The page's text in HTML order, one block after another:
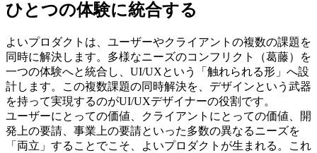
ひとつの体験に統合する
よいプロダクトは、ユーザーやクライアントの複数の課題を
同時に解決します。多様なニーズのコンフリクト（葛藤）を
一つの体験へと統合し、UI/UXという「触れられる形」へ設
計します。この複数課題の同時解決を、デザインという武器
を持って実現するのがUI/UXデザイナーの役割です。
ユーザーにとっての価値、クライアントにとっての価値、開
発上の要請、事業上の要請といった多数の異なるニーズを
「両立」することでこそ、よいプロダクトが生まれる。これ